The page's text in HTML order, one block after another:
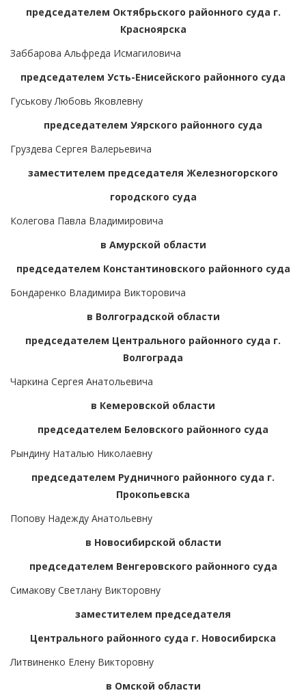
председателем Октябрьского районного суда г.
Красноярска
Заббарова Альфреда Исмагиловича
председателем Усть-Енисейского районного суда
Гуськову Любовь Яковлевну
председателем Уярского районного суда
Груздева Сергея Валерьевича
заместителем председателя Железногорского
городского суда
Колегова Павла Владимировича
в Амурской области
председателем Константиновского районного суда
Бондаренко Владимира Викторовича
в Волгоградской области
председателем Центрального районного суда г.
Волгограда
Чаркина Сергея Анатольевича
в Кемеровской области
председателем Беловского районного суда
Рындину Наталью Николаевну
председателем Рудничного районного суда г.
Прокопьевска
Попову Надежду Анатольевну
в Новосибирской области
председателем Венгеровского районного суда
Симакову Светлану Викторовну
заместителем председателя
Центрального районного суда г. Новосибирска
Литвиненко Елену Викторовну
в Омской области